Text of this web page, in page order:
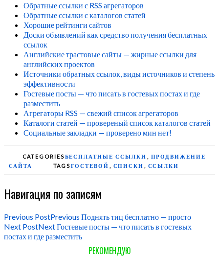
Обратные ссылки с RSS агрегаторов
Обратные ссылки с каталогов статей
Хорошие рейтинги сайтов
Доски объявлений как средство получения бесплатных
ссылок
Английские трастовые сайты — жирные ссылки для
английских проектов
Источники обратных ссылок, виды источников и степень
эффективности
Гостевые посты — что писать в гостевых постах и где
разместить
Агрегаторы RSS — свежий список агрегаторов
Каталоги статей — провереный список каталогов статей
Социальные закладки — проверено мин нет!
CATEGORIESБЕСПЛАТНЫЕ ССЫЛКИ , ПРОДВИЖЕНИЕ
САЙТА
TAGSГОСТЕВОЙ , СПИСКИ , ССЫЛКИ
Навигация по записям
Previous PostPrevious Поднять тиц бесплатно — просто
Next PostNextГостевые посты — что писать в гостевых
постах и где разместить
РЕКОМЕНДУЮ